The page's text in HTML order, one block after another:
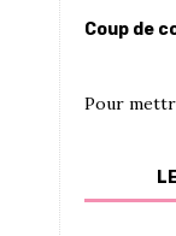
Coup de
Pour